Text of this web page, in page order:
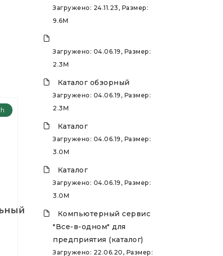
Загружено: 24.11.23, Размер:
9.6M
Загружено: 04.06.19, Размер:
2.3M
Каталог обзорный
Загружено: 04.06.19, Размер:
2.3M
Каталог
Загружено: 04.06.19, Размер:
3.0M
Каталог
Загружено: 04.06.19, Размер:
3.0M
Компьютерный сервис
"Все-в-одном" для
предприятия (каталог)
Загружено: 22.06.20, Размер: